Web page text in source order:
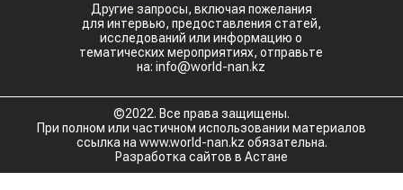
Другие запросы, включая пожелания
для интервью, предоставления статей,
исследований или информацию о
тематических мероприятиях, отправьте
на: info@world-nan.kz
©2022. Все права защищены.
При полном или частичном использовании материалов
ссылка на www.world-nan.kz обязательна.
Разработка сайтов в Астане